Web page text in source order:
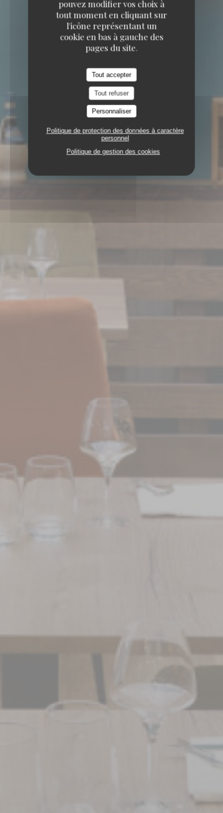
pouvez modifier vos choix à
tout moment en cliquant sur
l'icône représentant un
cookie en bas à gauche des
pages du site.
Tout accepter
Tout refuser
Personnaliser
Politique de protection des données à caractère
personnel
Politique de gestion des cookies